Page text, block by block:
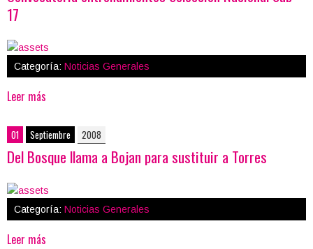
17
Categoría: Noticias Generales
Leer más
01 Septiembre 2008
Del Bosque llama a Bojan para sustituir a Torres
Categoría: Noticias Generales
Leer más